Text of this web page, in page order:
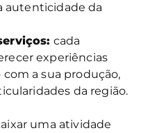
autenticidade da
cada
experiências
a sua produção,
da região.
uma atividade